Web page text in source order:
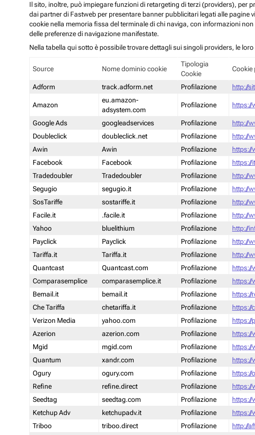
Il sito, inoltre, può impiegare funzioni di retargeting di terzi (providers), per
dai partner di Fastweb per presentare banner pubblicitari legati alle
cookie nella memoria fissa del terminale di chi naviga, con informazioni
delle preferenze di navigazione manifestate.
Nella tabella qui sotto è possibile trovare dettagli sui singoli providers, le
Source Nome dominio cookie
Tipologia
Cookie
Cookie
Adform track.adform.net Profilazione http://
Amazon
eu.amazon-
adsystem.com
Profilazione https://
Google Ads googleadservices Profilazione
http://
Doubleclick
doubleclick.net Profilazione
http://
Awin
Awin Profilazione
https://
Facebook
Facebook Profilazione
https://
Tradedoubler
Tradedoubler Profilazione
http://
Segugio
segugio.it Profilazione
http://
SosTariffe
sostariffe.it Profilazione
http://
Facile.it
.facile.it Profilazione
http://
Yahoo
bluelithium Profilazione
http://
Payclick
Payclick Profilazione
http://
Tariffa.it
Tariffa.it Profilazione
http://
Quantcast
Quantcast.com Profilazione
https://
Comparasemplice
comparasemplice.it Profilazione
https://
Bemail.it
bemail.it Profilazione
https://
Che Tariffa
chetariffa.it Profilazione
https://
Verizon Media
yahoo.com Profilazione
https://
Azerion
azerion.com Profilazione
https://
Mgid
mgid.com Profilazione
https://
Quantum
xandr.com Profilazione
https://
Ogury
ogury.com Profilazione
https://
Refine
refine.direct Profilazione
https://
Seedtag
seedtag.com Profilazione
https://
Ketchup Adv
ketchupadv.it Profilazione
https://
Triboo
triboo.direct Profilazione
http://